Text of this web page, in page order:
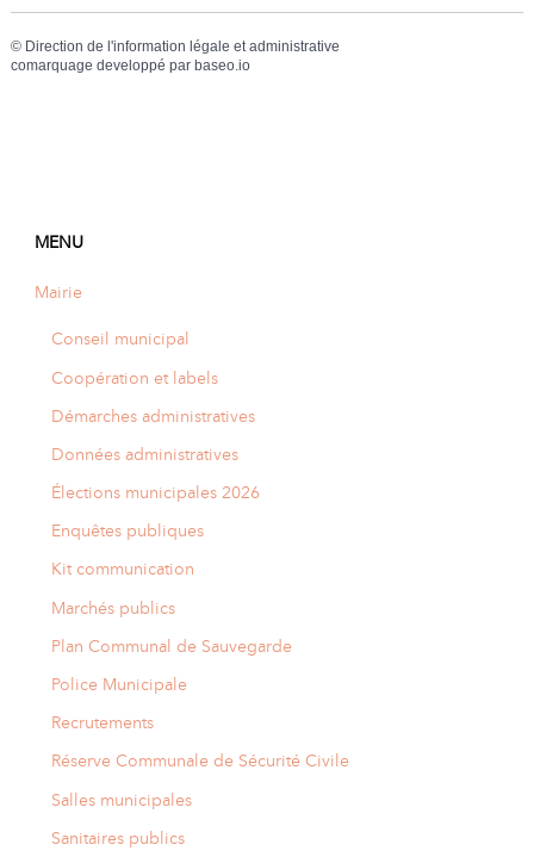
© Direction de l'information légale et administrative
comarquage developpé par baseo.io
MENU
Mairie
Conseil municipal
Coopération et labels
Démarches administratives
Données administratives
Élections municipales 2026
Enquêtes publiques
Kit communication
Marchés publics
Plan Communal de Sauvegarde
Police Municipale
Recrutements
Réserve Communale de Sécurité Civile
Salles municipales
Sanitaires publics